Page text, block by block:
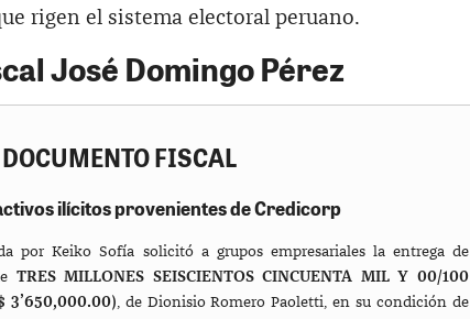
rigen el sistema electoral peruano.
José Domingo Pérez
DOCUMENTO FISCAL
ilícitos provenientes de Credicorp
por Keiko Sofía solicitó a grupos empresariales la entrega de
TRES MILLONES SEISCIENTOS CINCUENTA MIL Y 00/100
3’650,000.00), de Dionisio Romero Paoletti, en su condición de